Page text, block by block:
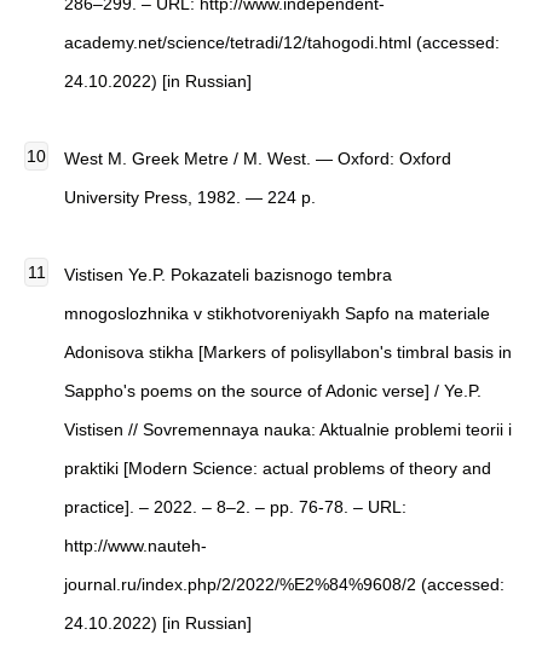
academy.net/science/tetradi/12/tahogodi.html (accessed:
24.10.2022) [in Russian]
West M. Greek Metre / M. West. — Oxford: Oxford
University Press, 1982. — 224 p.
Vistisen Ye.P. Pokazateli bazisnogo tembra
mnogoslozhnika v stikhotvoreniyakh Sapfo na materiale
Adonisova stikha [Markers of polisyllabon's timbral basis in
Sappho's poems on the source of Adonic verse] / Ye.P.
Vistisen // Sovremennaya nauka: Aktualnie problemi teorii i
praktiki [Modern Science: actual problems of theory and
practice]. – 2022. – 8–2. – pp. 76-78. – URL:
http://www.nauteh-
journal.ru/index.php/2/2022/%E2%84%9608/2 (accessed:
24.10.2022) [in Russian]